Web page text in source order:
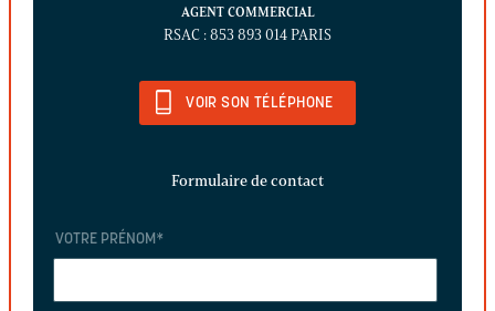
AGENT COMMERCIAL
RSAC : 853 893 014 PARIS
VOIR SON TÉLÉPHONE
Formulaire de contact
VOTRE PRÉNOM *